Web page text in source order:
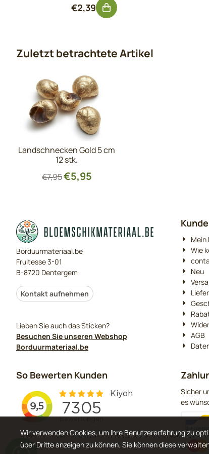
Preis: 2,39, ohne MwSt.: 1,98
€2,39
Zuletzt betrachtete Artikel
Landschnecken Gold 5 cm
12 stk.
€7,95€5,95
Borduurmateriaal.be
Fruitesse 3-01
B-8720 Dentergem
Kontakt aufnehmen
Lieben Sie auch das Sticken?
Besuchen Sie unseren Webshop
Borduurmateriaal.be
Mein
Wie
Neu
AGB
So Bewerten Kunden
Sicher
es
Wir verwenden Cookies, um Ihre Benutzererfahrung zu
über Dritte anzeigen zu können. Sie können diese